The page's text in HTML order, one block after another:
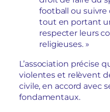
football ou
tout en portant
respecter leurs
religieuses. »
L’association précise
violentes et relèvent
civile, en accord avec
fondamentaux.